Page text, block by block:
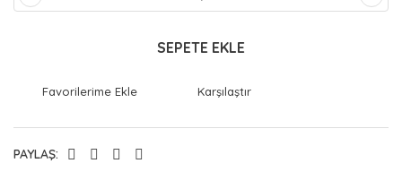
SEPETE EKLE
Karşılaştır
PAYLAŞ: